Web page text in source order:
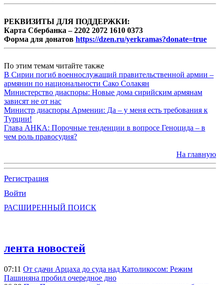
РЕКВИЗИТЫ ДЛЯ ПОДДЕРЖКИ:
Карта Сбербанка – 2202 2072 1610 0373
Форма для донатов https://dzen.ru/yerkramas?donate=true
По этим темам читайте также
В Сирии погиб военнослужащий правительственной армии –
армянин по национальности Сако Солакян
Министерство диаспоры: Новые дома сирийским армянам
зависят не от нас
Министр диаспоры Армении: Да – у меня есть требования к
Турции!
Глава АНКА: Порочные тенденции в вопросе Геноцида – в
чем роль правосудия?
На главную
Регистрация
Войти
РАСШИРЕННЫЙ ПОИСК
лента новостей
07:11 От сдачи Арцаха до суда над Католикосом: Режим
Пашиняна пробил очередное дно